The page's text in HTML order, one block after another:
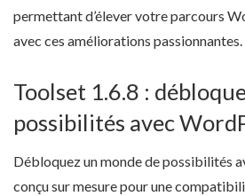
permettant d’élever votre parcours
avec ces améliorations passionnantes.
Toolset 1.6.8 :
possibilités avec
Débloquez un monde de possibilités
conçu sur mesure pour une